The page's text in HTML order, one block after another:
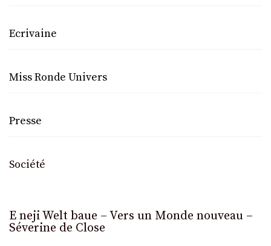
Ecrivaine
Miss Ronde Univers
Presse
Société
E neji Welt baue – Vers un Monde nouveau –
Séverine de Close